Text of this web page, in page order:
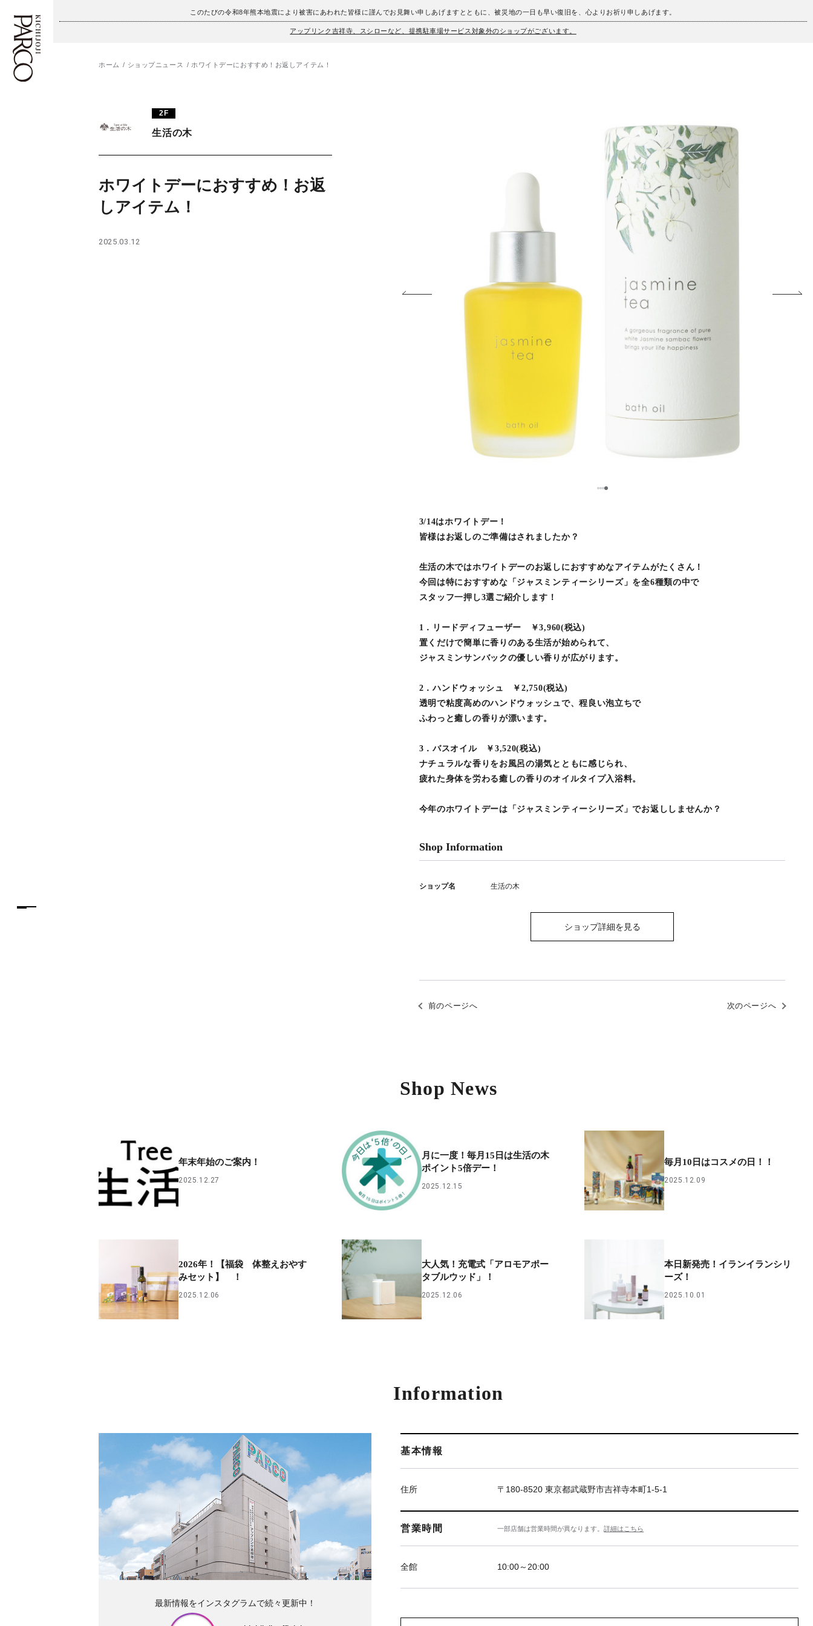
このたびの令和8年熊本地震により被害にあわれた皆様に謹んでお見舞い申しあげますとともに、被災地の一日も早い復旧を、心よりお祈り申しあげます。
アップリンク吉祥寺、スシローなど、提携駐車場サービス対象外のショップがございます。
施設案内・アクセス
レストラン・カフェ
TAX FREE
ภาษาไทย
ホーム ショップニュース ホワイトデーにおすすめ！お返しアイテム！
2F
生活の木
ホワイトデーにおすすめ！お返
しアイテム！
2025.03.12
1234
3/14はホワイトデー！
皆様はお返しのご準備はされましたか？
生活の木ではホワイトデーのお返しにおすすめなアイテムがたくさん！
今回は特におすすめな「ジャスミンティーシリーズ」を全6種類の中で
スタッフ一押し3選ご紹介します！
1．リードディフューザー ￥3,960(税込)
置くだけで簡単に香りのある生活が始められて、
ジャスミンサンバックの優しい香りが広がります。
2．ハンドウォッシュ ￥2,750(税込)
透明で粘度高めのハンドウォッシュで、程良い泡立ちで
ふわっと癒しの香りが漂います。
3．バスオイル ￥3,520(税込)
ナチュラルな香りをお風呂の湯気とともに感じられ、
疲れた身体を労わる癒しの香りのオイルタイプ入浴料。
今年のホワイトデーは「ジャスミンティーシリーズ」でお返ししませんか？
Shop Information
ショップ名 生活の木
ショップ詳細を見る
前のページへ 次のページへ
Shop News
年末年始のご案内！
2025.12.27
月に一度！毎月15日は生活の木
ポイント5倍デー！
2025.12.15
毎月10日はコスメの日！！
2025.12.09
2026年！【福袋 体整えおやす
みセット】 ！
2025.12.06
大人気！充電式「アロモアポー
タブルウッド」！
2025.12.06
本日新発売！イランイランシリ
ーズ！
2025.10.01
Information
基本情報
住所 〒180-8520 東京都武蔵野市吉祥寺本町1-5-1
営業時間 一部店舗は営業時間が異なります。詳細はこちら
全館 10:00～20:00
最新情報をインスタグラムで続々更新中！